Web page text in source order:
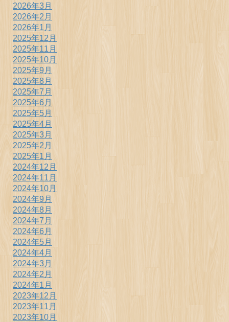
2026年3月
2026年2月
2026年1月
2025年12月
2025年11月
2025年10月
2025年9月
2025年8月
2025年7月
2025年6月
2025年5月
2025年4月
2025年3月
2025年2月
2025年1月
2024年12月
2024年11月
2024年10月
2024年9月
2024年8月
2024年7月
2024年6月
2024年5月
2024年4月
2024年3月
2024年2月
2024年1月
2023年12月
2023年11月
2023年10月